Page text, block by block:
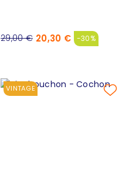
29,00 € 20,30 € -30%
VINTAGE